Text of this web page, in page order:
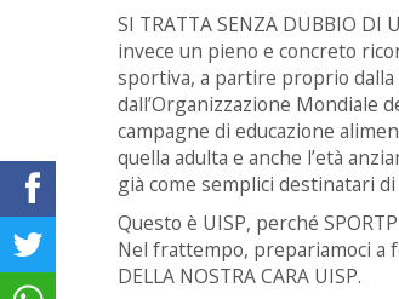
SI TRATTA SENZA DUBBIO
invece un pieno e concreto
sportiva, a partire proprio dalla
dall’Organizzazione Mondiale
campagne di educazione
quella adulta e anche l’età
già come semplici destinatari
Questo è UISP, perché
Nel frattempo, prepariamoci a
DELLA NOSTRA CARA UISP.